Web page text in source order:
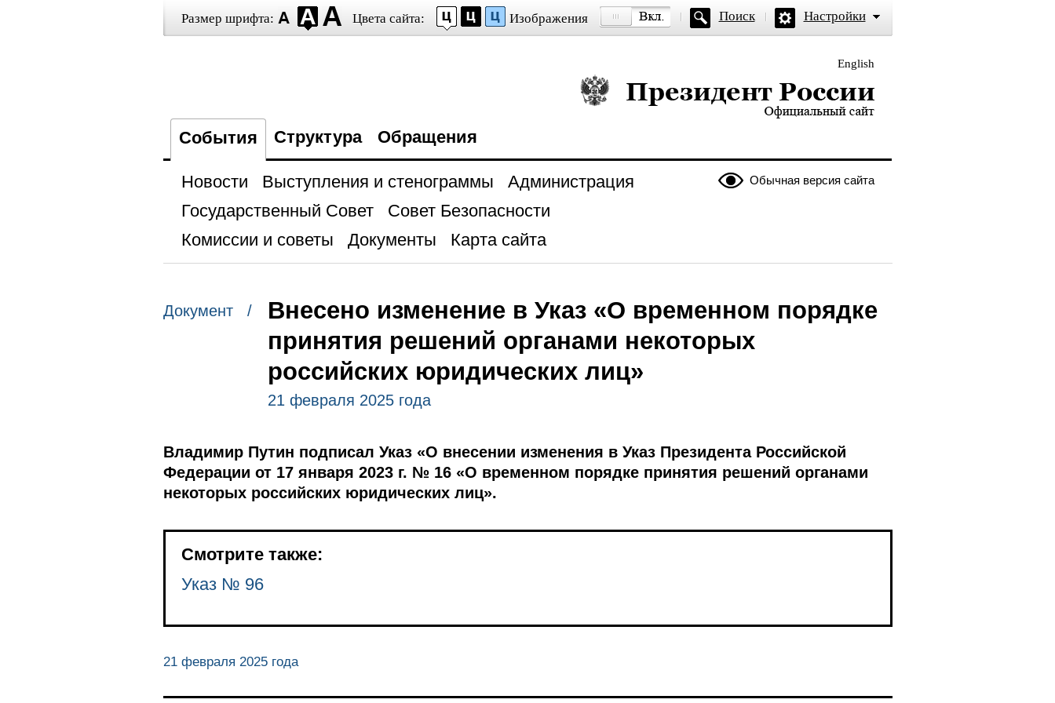
Размер шрифта: Цвета сайта: Изображения Поиск Настройки
English
Президент России — официальный сайт
События Структура Обращения
Обычная версия сайта
Новости Выступления и стенограммы
Администрация
Государственный Совет
Совет Безопасности
Комиссии и советы
Документы Карта сайта
Документ /
Внесено изменение в Указ «О временном порядке
принятия решений органами некоторых
российских юридических лиц»
21 февраля 2025 года
Владимир Путин подписал Указ «О внесении изменения в Указ Президента Российской
Федерации от 17 января 2023 г. № 16 «О временном порядке принятия решений органами
некоторых российских юридических лиц».
Смотрите также:
Указ № 96
21 февраля 2025 года